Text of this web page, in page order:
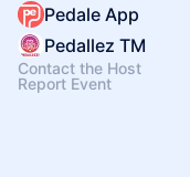
Pedale App
Pedallez TM
Contact the Host
Report Event